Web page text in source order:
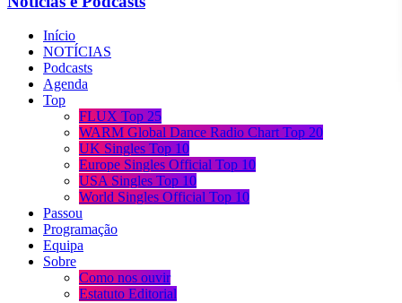
Início
NOTÍCIAS
Podcasts
Agenda
Top
FLUX Top 25
WARM Global Dance Radio Chart Top 20
UK Singles Top 10
Europe Singles Official Top 10
USA Singles Top 10
World Singles Official Top 10
Passou
Programação
Equipa
Sobre
Como nos ouvir
Estatuto Editorial